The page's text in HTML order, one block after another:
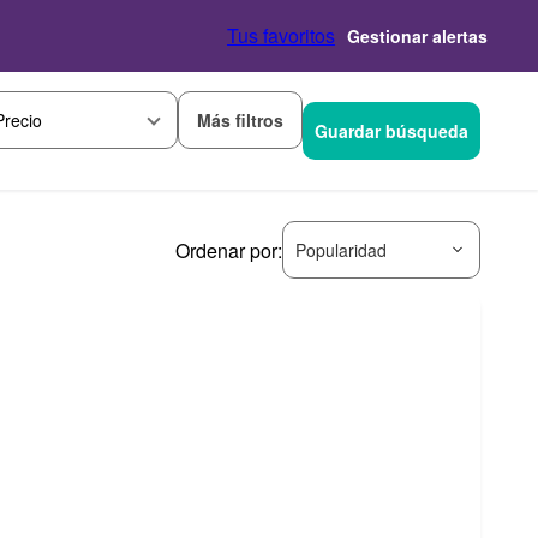
Tus favoritos Gestionar alertas
Más filtros Guardar búsqueda
Ordenar por: Popularidad